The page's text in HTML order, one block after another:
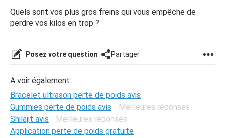
Quels sont vos plus gros freins qui vous empêche de
perdre vos kilos en trop ?
Posez votre question Partager
A voir également:
Bracelet ultrason perte de poids avis
Gummies perte de poids avis - Meilleures réponses
Shilajit avis - Meilleures réponses
Application perte de poids gratuite